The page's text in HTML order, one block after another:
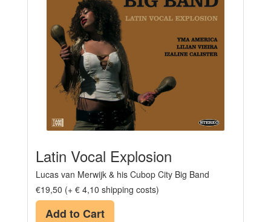
Latin Vocal Explosion
Lucas van Merwijk & his Cubop City Big Band
€19,50 (+ € 4,10 shipping costs)
Add to Cart